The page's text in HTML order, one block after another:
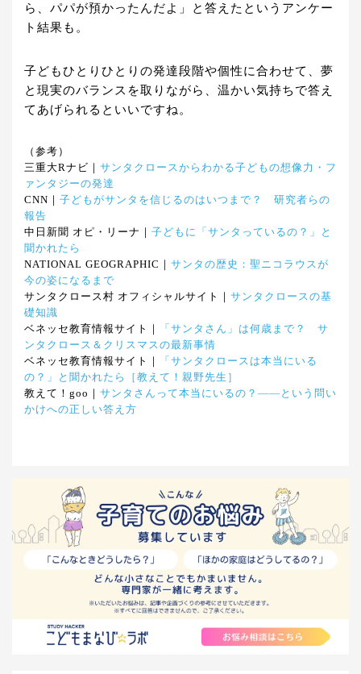
ら、パパが預かったんだよ」と答えたというアンケー
ト結果も。
子どもひとりひとりの発達段階や個性に合わせて、夢
と現実のバランスを取りながら、温かい気持ちで答え
てあげられるといいですね。
（参考）
三重大Rナビ｜ サンタクロースからわかる子どもの想像力・フ
ァンタジーの発達
CNN｜ 子どもがサンタを信じるのはいつまで？ 研究者らの
報告
中日新聞 オピ・リーナ｜ 子どもに「サンタっているの？」と
聞かれたら
NATIONAL GEOGRAPHIC｜ サンタの歴史：聖ニコラウスが
今の姿になるまで
サンタクロース村 オフィシャルサイト｜ サンタクロースの基
礎知識
ベネッセ教育情報サイト｜
「サンタさん」は何歳まで？ サ
ンタクロース＆クリスマスの最新事情
ベネッセ教育情報サイト｜
「サンタクロースは本当にいる
の？」と聞かれたら［教えて！親野先生］
教えて！goo｜ サンタさんって本当にいるの？――という問い
かけへの正しい答え方